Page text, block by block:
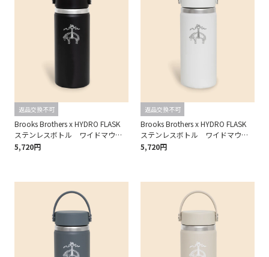
返品交換不可
Brooks Brothers x HYDRO FLASK
ステンレスボトル ワイドマウ
ス 16oz
5,720円
返品交換不可
Brooks Brothers x HYDRO FLASK
ステンレスボトル ワイドマウ
ス 16oz
5,720円